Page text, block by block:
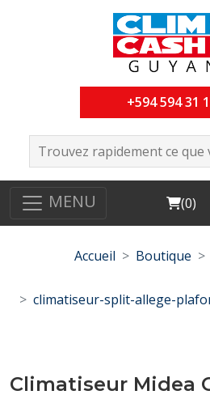
+594 594 31
MENU Cart
(0)
Accueil Boutique
climatiseur-split-allege-
Climatiseur Midea